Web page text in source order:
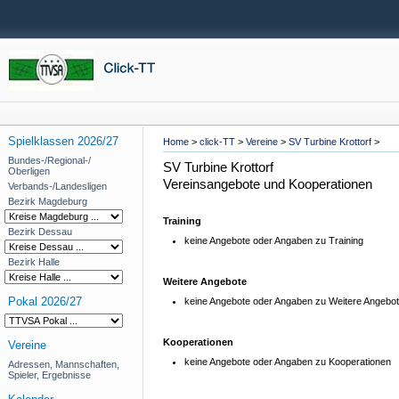
Home > click-TT > Vereine > SV Turbine Krottorf >
Spielklassen 2026/27
Bundes-/Regional-/
Oberligen
Verbands-/Landesligen
Bezirk Magdeburg
Bezirk Dessau
Bezirk Halle
Pokal 2026/27
Vereine
Adressen, Mannschaften,
Spieler, Ergebnisse
SV Turbine Krottorf
Vereinsangebote und Kooperationen
Training
keine Angebote oder Angaben zu Training
Weitere Angebote
keine Angebote oder Angaben zu Weitere
Kooperationen
keine Angebote oder Angaben zu Kooperationen